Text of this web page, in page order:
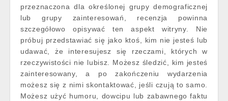
przeznaczona dla określonej grupy demograficznej
lub grupy zainteresowań, recenzja powinna
szczegółowo opisywać ten aspekt witryny. Nie
próbuj przedstawiać się jako ktoś, kim nie jesteś lub
udawać, że interesujesz się rzeczami, których w
rzeczywistości nie lubisz. Możesz śledzić, kim jesteś
zainteresowany, a po zakończeniu wydarzenia
możesz się z nimi skontaktować, jeśli czują to samo.
Możesz użyć humoru, dowcipu lub zabawnego faktu